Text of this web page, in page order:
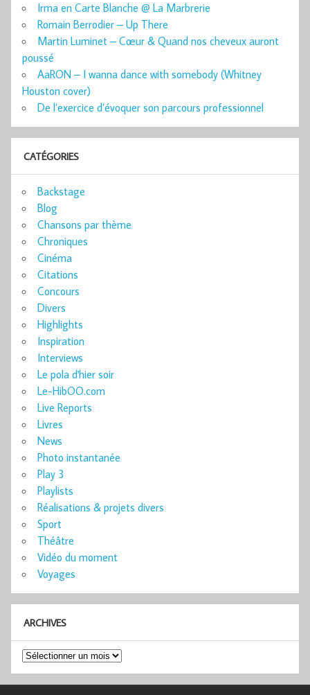
Irma en Carte Blanche @ La Marbrerie
Romain Berrodier – Up There
Martin Luminet – Cœur & Quand nos cheveux auront
poussé
AaRON – I wanna dance with somebody (Whitney
Houston cover)
De l’exercice d’évoquer son parcours professionnel
CATÉGORIES
Backstage
Blog
Chansons par thème
Chroniques
Cinéma
Citations
Concours
Divers
Highlights
Inspiration
Interviews
Le pola d'hier soir
Le-HibOO.com
Live Reports
Livres
News
Photo instantanée
Play 3
Playlists
Réalisations & projets divers
Sport
Théâtre
Vidéo du moment
Voyages
ARCHIVES
Archives